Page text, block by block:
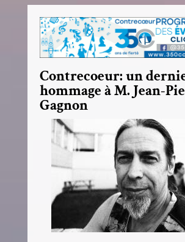
Contrecoeur: un
hommage à M. Jean-
Gagnon